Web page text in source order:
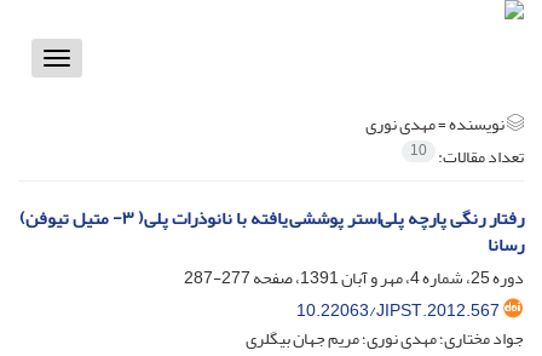
Toggle
نویسنده =مهدی نوری
تعداد مقالات: 10
رفتار رنگی پارچه پلی‌استر پوششی یافته با نانوذرات پلی‌( ۳- متیل تیوفن)
رسانا
دوره 25، شماره 4، مهر و آبان 1391، صفحه
277-287
10.22063/JIPST.2012.567
جواد مختاری؛ مهدی نوری؛ مریم جهان بیگلری